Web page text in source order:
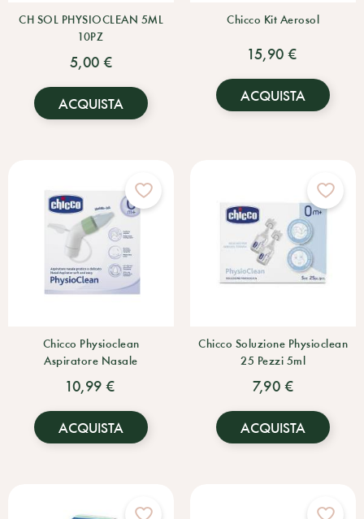
CH SOL PHYSIOCLEAN 5ML
10PZ
5,00 €
ACQUISTA
Chicco Kit Aerosol
15,90 €
ACQUISTA
Chicco Physioclean
Aspiratore Nasale
10,99 €
ACQUISTA
Chicco Soluzione Physioclean
25 Pezzi 5ml
7,90 €
ACQUISTA